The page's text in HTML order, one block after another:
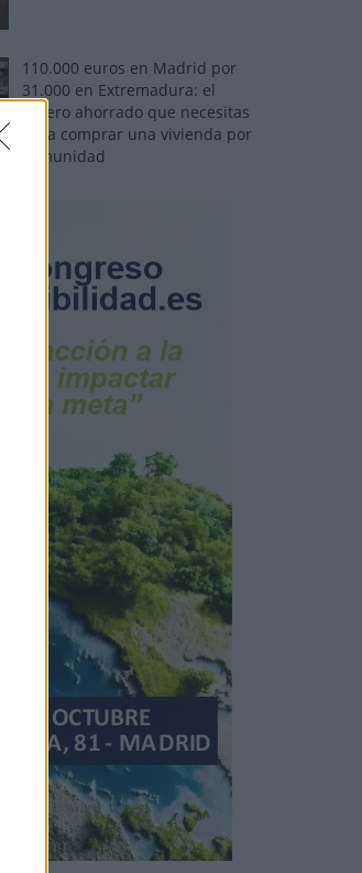
110.000 euros en Madrid por
31.000 en Extremadura: el
dinero ahorrado que necesitas
para comprar una vivienda por
comunidad